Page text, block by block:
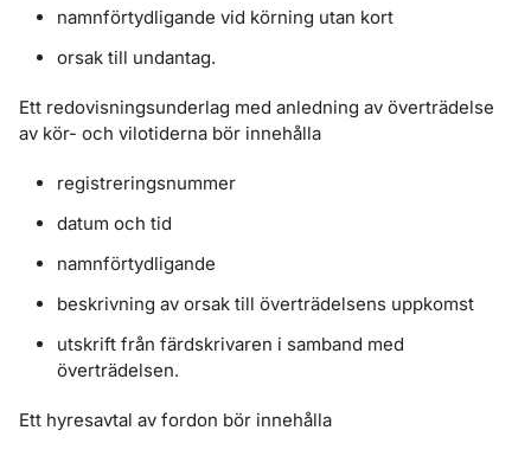
namnförtydligande vid körning utan kort
orsak till undantag.
Ett redovisningsunderlag med anledning av överträdelse
av kör- och vilotiderna bör innehålla
registreringsnummer
datum och tid
namnförtydligande
beskrivning av orsak till överträdelsens uppkomst
utskrift från färdskrivaren i samband med
överträdelsen.
Ett hyresavtal av fordon bör innehålla